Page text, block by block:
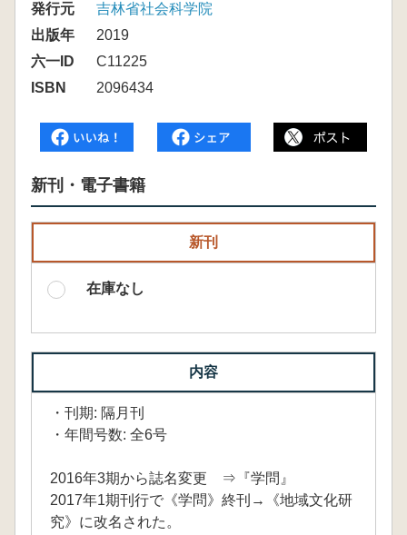
発行元
吉林省社会科学院
出版年
2019
六一ID
C11225
ISBN
2096434
新刊・電子書籍
新刊
在庫なし
内容
・刊期: 隔月刊
・年間号数: 全6号
2016年3期から誌名変更 ⇒『学問』
2017年1期刊行で《学問》終刊→《地域文化研
究》に改名された。